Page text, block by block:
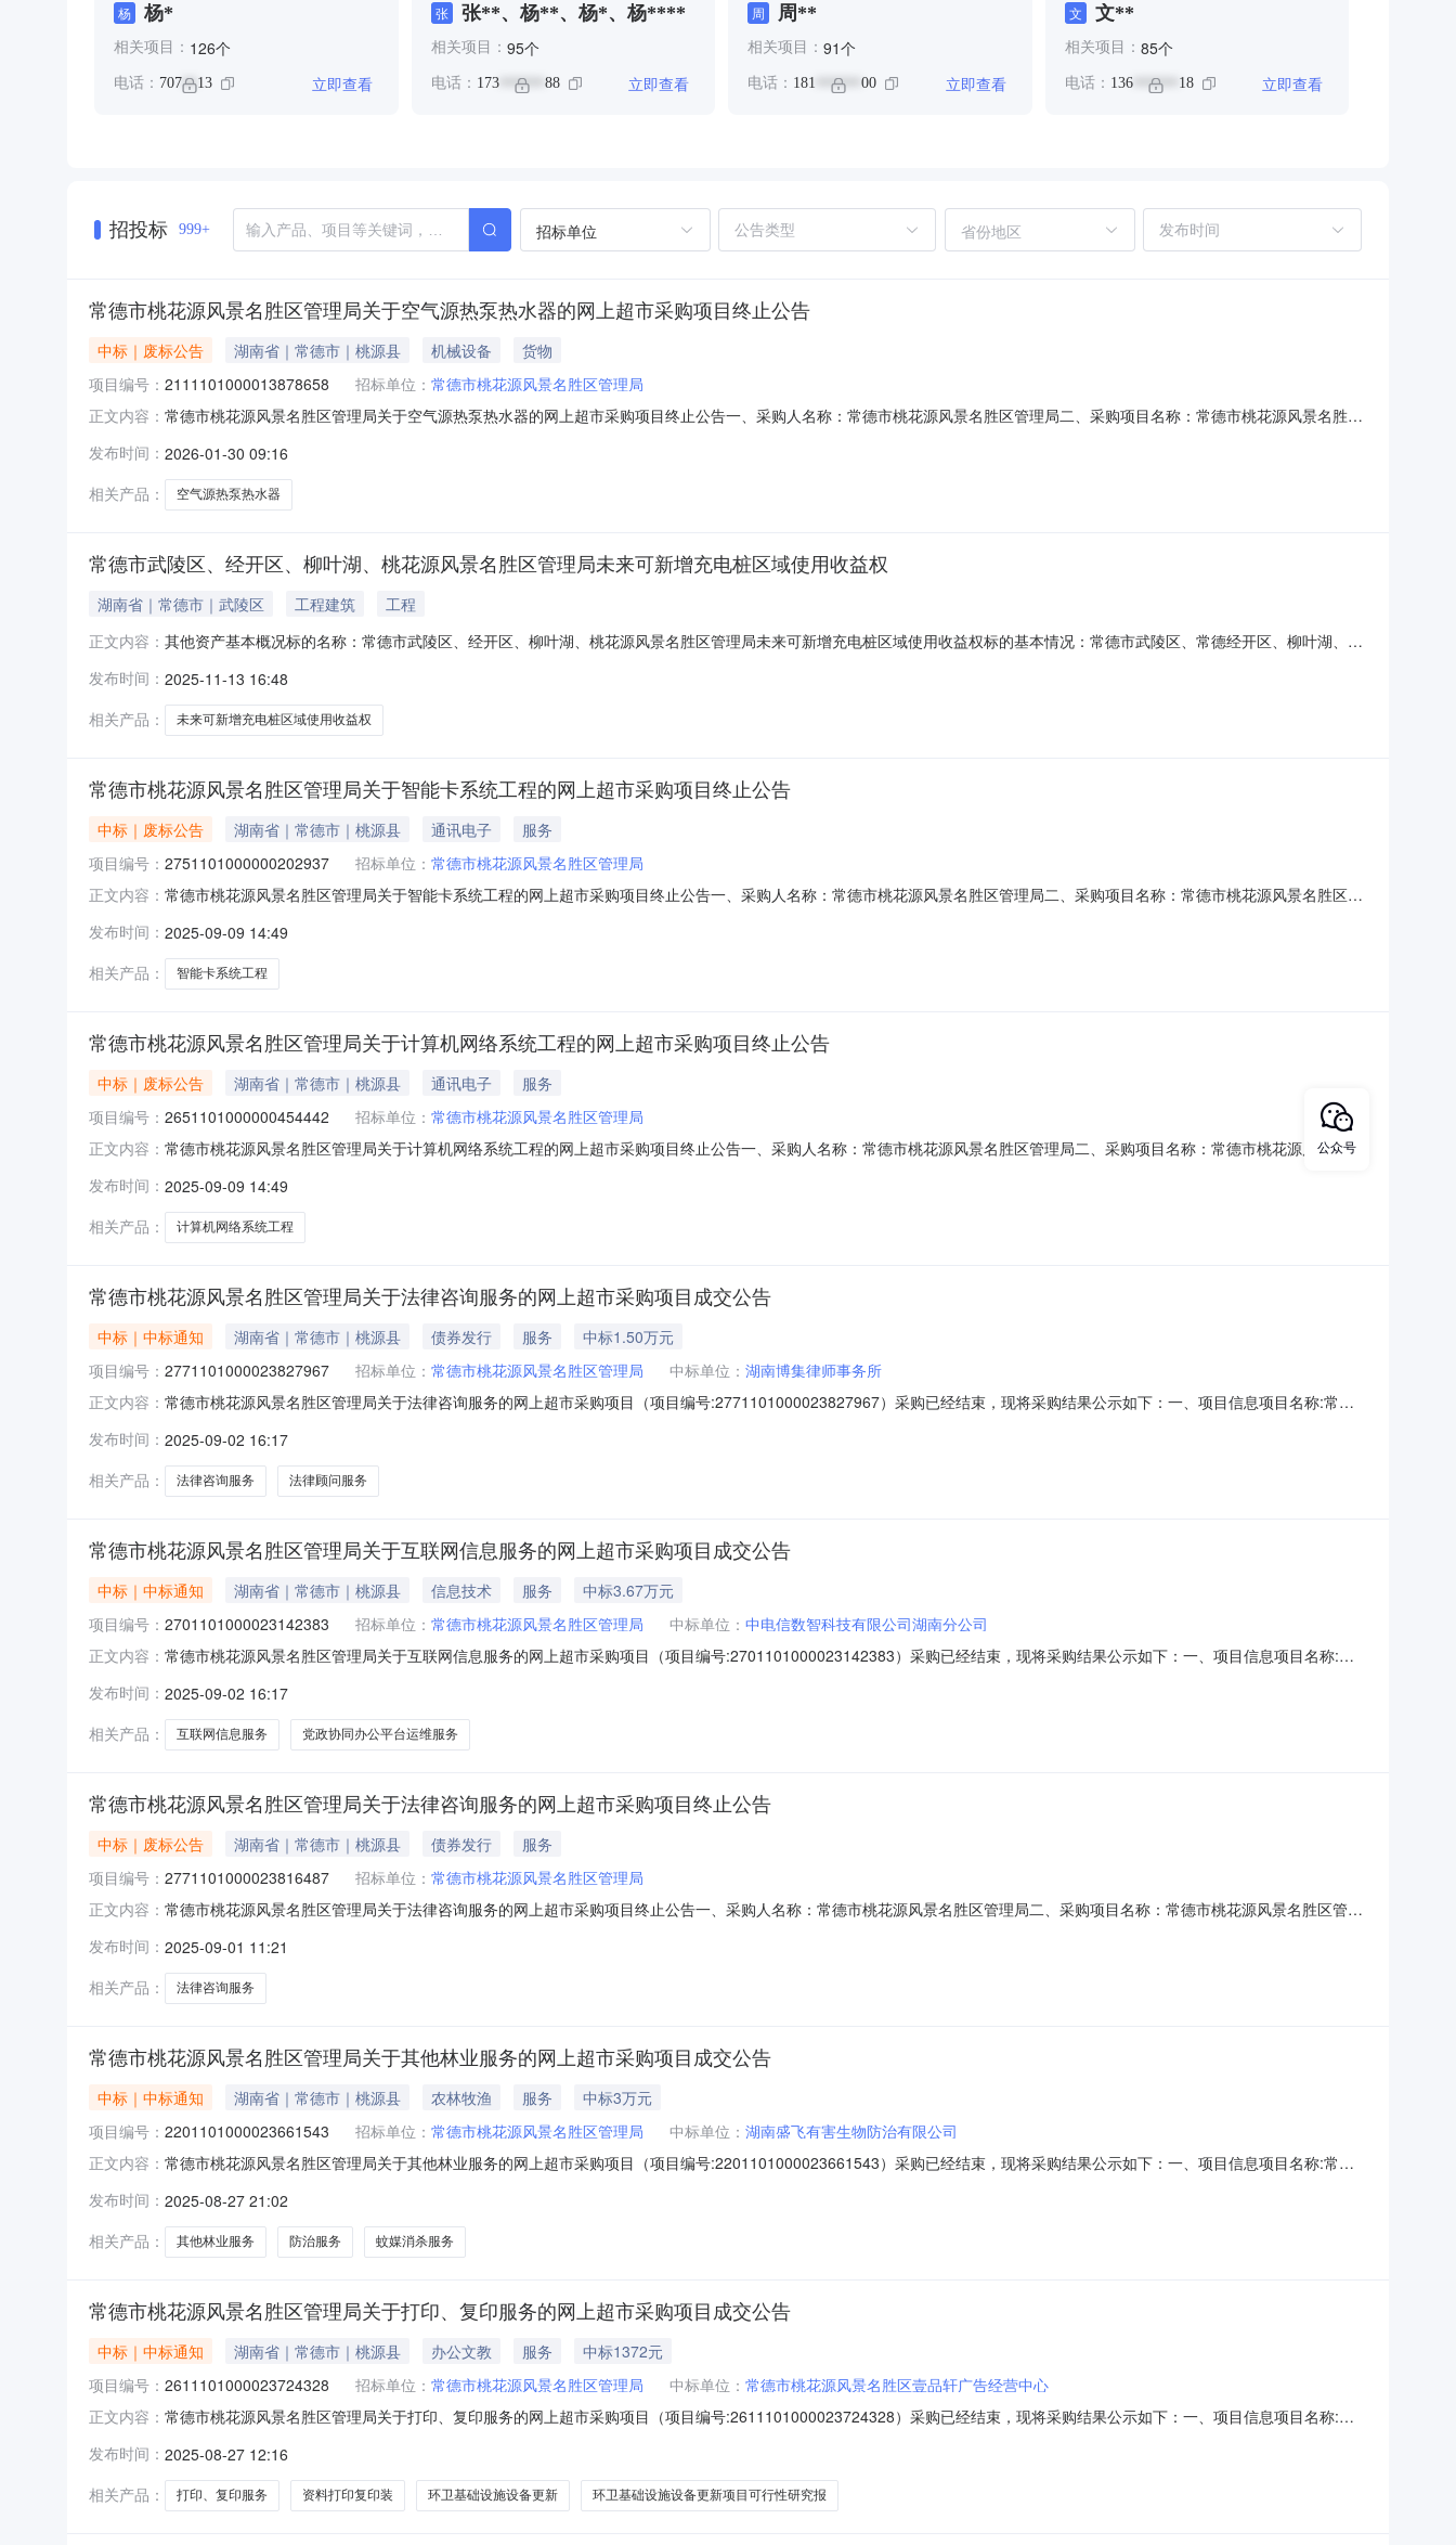
杨 杨*
相关项目： 126个
电话： 707**13 立即查看
张 张**、杨**、杨*、杨****
相关项目： 95个
电话： 173****** 88 立即查看
周 周**
相关项目： 91个
电话： 181 ****** 00 立即查看
文 文**
相关项目： 85个
电话： 136****** 18 立即查看
招投标 999+ 招标单位 省份地区
常德市桃花源风景名胜区管理局关于空气源热泵热水器的网上超市采购项目终止公告
中标｜废标公告 湖南省｜常德市｜桃源县 机械设备
货物
项目编号： 2111101000013878658 招标单位： 常德市桃花源风景名胜区管理局
正文内容： 常德市桃花源风景名胜区管理局关于空气源热泵热水器的网上超市采购项目终止公告一、采购人名称：常德市桃花源风景名胜区管理局二、采购项目名称：常德市桃花源风景名胜区
因：原因类型:供应商原因补充说明:系统停止使用八、其他事项：https://hunan.zcygov.cn
发布时间： 2026-01-30 09:16
相关产品：
空气源热泵热水器
常德市武陵区、经开区、柳叶湖、桃花源风景名胜区管理局未来可新增充电桩区域使用收益权
湖南省｜常德市｜武陵区 工程建筑
工程
正文内容： 其他资产基本概况标的名称：常德市武陵区、经开区、柳叶湖、桃花源风景名胜区管理局未来可新增充电桩区域使用收益权标的基本情况：常德市武陵区、常德经开区、柳叶湖、桃
胜区管理局,面积约210.38平方千米,到2035年，共规划新增充电桩约7241根公共充电(主要为直流标准充电)。标的展示时间：2025-11-1300:00:00至2025-12-1
发布时间： 2025-11-13 16:48
相关产品：
未来可新增充电桩区域使用收益权
常德市桃花源风景名胜区管理局关于智能卡系统工程的网上超市采购项目终止公告
中标｜废标公告 湖南省｜常德市｜桃源县 通讯电子
服务
项目编号： 2751101000000202937 招标单位： 常德市桃花源风景名胜区管理局
正文内容： 常德市桃花源风景名胜区管理局关于智能卡系统工程的网上超市采购项目终止公告一、采购人名称：常德市桃花源风景名胜区管理局二、采购项目名称：常德市桃花源风景名胜区管
因类型:其他原因补充说明:下单-错误另下单八、其他事项：九、联系方式1、采购人名称：常德市桃花源风景名胜区管理局地址：/联系人：联系电话：传真：2、采购代理机构名
称：地址：联系人：联系电话
发布时间： 2025-09-09 14:49
相关产品：
智能卡系统工程
常德市桃花源风景名胜区管理局关于计算机网络系统工程的网上超市采购项目终止公告
中标｜废标公告 湖南省｜常德市｜桃源县 通讯电子
服务
项目编号： 2651101000000454442 招标单位： 常德市桃花源风景名胜区管理局
正文内容： 常德市桃花源风景名胜区管理局关于计算机网络系统工程的网上超市采购项目终止公告一、采购人名称：常德市桃花源风景名胜区管理局二、采购项目名称：常德市桃花源风景名胜
原因：原因类型:其他原因补充说明:下单-错误另下单八、其他事项：九、联系方式1、采购人名称：常德市桃花源风景名胜区管理局地址：/联系人：联系电话：传真：2、采购代理
机构名称：地址：联系人：
发布时间： 2025-09-09 14:49
相关产品：
计算机网络系统工程
常德市桃花源风景名胜区管理局关于法律咨询服务的网上超市采购项目成交公告
中标｜中标通知 湖南省｜常德市｜桃源县 债券发行 服务
中标1.50万元
项目编号： 2771101000023827967 招标单位： 常德市桃花源风景名胜区管理局 中标单位： 湖南博集律师事务所
正文内容： 常德市桃花源风景名胜区管理局关于法律咨询服务的网上超市采购项目（项目编号:2771101000023827967）采购已经结束，现将采购结果公示如下：一、项目信息项目名称:常德
项目所在行政区划名称:常德市本级报价起止时间:-二、采购单位信息采购单位名称:常德市桃花源风景名胜区管理局采购单位地址:/采购单位联系人和联系方式:采购单位统
发布时间： 2025-09-02 16:17
相关产品：
法律咨询服务 法律顾问服务
常德市桃花源风景名胜区管理局关于互联网信息服务的网上超市采购项目成交公告
中标｜中标通知 湖南省｜常德市｜桃源县 信息技术 服务
中标3.67万元
项目编号： 2701101000023142383 招标单位： 常德市桃花源风景名胜区管理局 中标单位： 中电信数智科技有限公司湖南分公司
正文内容： 常德市桃花源风景名胜区管理局关于互联网信息服务的网上超市采购项目（项目编号:2701101000023142383）采购已经结束，现将采购结果公示如下：一、项目信息项目名称:常
码:430799项目所在行政区划名称:常德市本级报价起止时间:-二、采购单位信息采购单位名称:常德市桃花源风景名胜区管理局采购单位地址:/采购单位联系人和联系方式:采购单
发布时间： 2025-09-02 16:17
相关产品：
互联网信息服务 党政协同办公平台运维服务
常德市桃花源风景名胜区管理局关于法律咨询服务的网上超市采购项目终止公告
中标｜废标公告 湖南省｜常德市｜桃源县 债券发行
服务
项目编号： 2771101000023816487 招标单位： 常德市桃花源风景名胜区管理局
正文内容： 常德市桃花源风景名胜区管理局关于法律咨询服务的网上超市采购项目终止公告一、采购人名称：常德市桃花源风景名胜区管理局二、采购项目名称：常德市桃花源风景名胜区管理
型:信息填写-错误，重新下单补充说明:发票抬头填错八、其他事项：九、联系方式1、采购人名称：常德市桃花源风景名胜区管理局地址：/联系人：联系电话：传真：2、采购代理
机构名称：地址：联系人：
发布时间： 2025-09-01 11:21
相关产品：
法律咨询服务
常德市桃花源风景名胜区管理局关于其他林业服务的网上超市采购项目成交公告
中标｜中标通知 湖南省｜常德市｜桃源县 农林牧渔 服务
中标3万元
项目编号： 2201101000023661543 招标单位： 常德市桃花源风景名胜区管理局 中标单位： 湖南盛飞有害生物防治有限公司
正文内容： 常德市桃花源风景名胜区管理局关于其他林业服务的网上超市采购项目（项目编号:2201101000023661543）采购已经结束，现将采购结果公示如下：一、项目信息项目名称:常德
划编码:430799项目所在行政区划名称:常德市本级报价起止时间:-二、采购单位信息采购单位名称:常德市桃花源风景名胜区管理局采购单位地址:/采购单位联系人
发布时间： 2025-08-27 21:02
相关产品：
其他林业服务 防治服务 蚊媒消杀服务
常德市桃花源风景名胜区管理局关于打印、复印服务的网上超市采购项目成交公告
中标｜中标通知 湖南省｜常德市｜桃源县 办公文教 服务
中标1372元
项目编号： 2611101000023724328 招标单位： 常德市桃花源风景名胜区管理局 中标单位： 常德市桃花源风景名胜区壹品轩广告经营中心
正文内容： 常德市桃花源风景名胜区管理局关于打印、复印服务的网上超市采购项目（项目编号:2611101000023724328）采购已经结束，现将采购结果公示如下：一、项目信息项目名称:常
码:430799项目所在行政区划名称:常德市本级报价起止时间:-二、采购单位信息采购单位名称:常德市桃花源风景名胜区管理局采购单位地址:/采购单位联系人和联系方式:采购单
发布时间： 2025-08-27 12:16
相关产品：
打印、复印服务 资料打印复印装 环卫基础设施设备更新 环卫基础设施设备更新项目可行性研究报
公众号